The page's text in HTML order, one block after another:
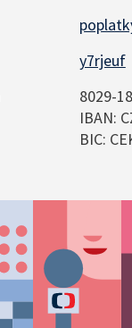
y7rjeuf
8029-
IBAN:
BIC: